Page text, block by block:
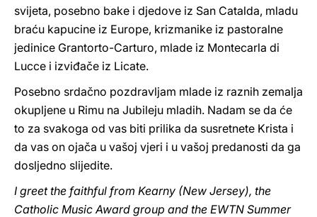
svijeta, posebno bake i djedove iz San Catalda, mladu
braću kapucine iz Europe, krizmanike iz pastoralne
jedinice Grantorto-Carturo, mlade iz Montecarla di
Lucce i izviđače iz Licate.
Posebno srdačno pozdravljam mlade iz raznih zemalja
okupljene u Rimu na Jubileju mladih. Nadam se da će
to za svakoga od vas biti prilika da susretnete Krista i
da vas on ojača u vašoj vjeri i u vašoj predanosti da ga
dosljedno slijedite.
I greet the faithful from Kearny (New Jersey), the
Catholic Music Award group and the EWTN Summer